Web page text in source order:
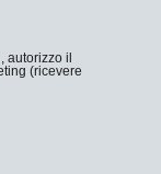
, autorizzo il
(ricevere